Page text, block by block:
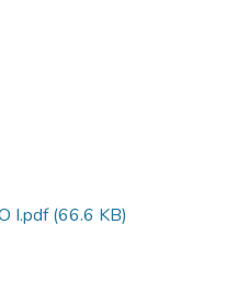
I.pdf(66.6 KB)